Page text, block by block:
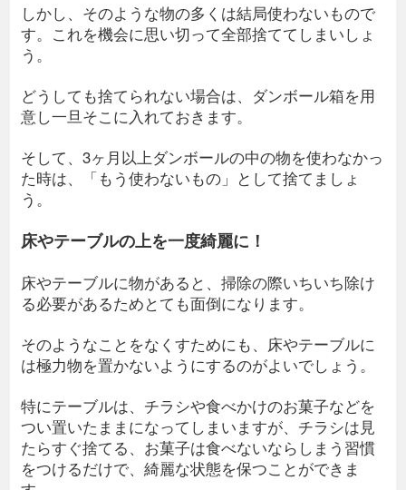
しかし、そのような物の多くは結局使わないもので
す。これを機会に思い切って全部捨ててしまいしょ
う。
どうしても捨てられない場合は、ダンボール箱を用
意し一旦そこに入れておきます。
そして、3ヶ月以上ダンボールの中の物を使わなかっ
た時は、「もう使わないもの」として捨てましょ
う。
床やテーブルの上を一度綺麗に！
床やテーブルに物があると、掃除の際いちいち除け
る必要があるためとても面倒になります。
そのようなことをなくすためにも、床やテーブルに
は極力物を置かないようにするのがよいでしょう。
特にテーブルは、チラシや食べかけのお菓子などを
つい置いたままになってしまいますが、チラシは見
たらすぐ捨てる、お菓子は食べないならしまう習慣
をつけるだけで、綺麗な状態を保つことができま